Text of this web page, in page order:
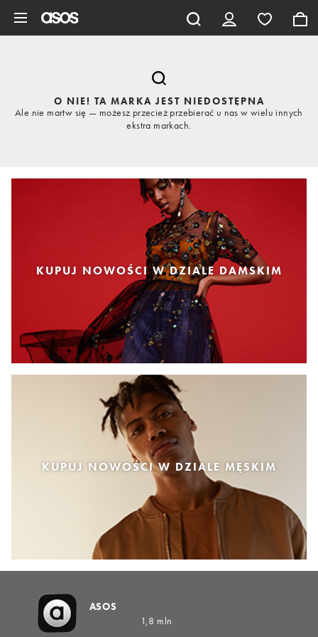
O NIE! TA MARKA JEST NIEDOSTĘPNA
Ale nie martw się — możesz przecież przebierać u nas w wielu innych
ekstra markach.
KUPUJ NOWOŚCI W DZIALE DAMSKIM
KUPUJ NOWOŚCI W DZIALE MĘSKIM
ASOS
1,8 mln